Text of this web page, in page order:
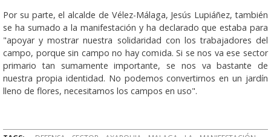
Por su parte, el alcalde de Vélez-Málaga, Jesús Lupiáñez, también
se ha sumado a la manifestación y ha declarado que estaba para
"apoyar y mostrar nuestra solidaridad con los trabajadores del
campo, porque sin campo no hay comida. Si se nos va ese sector
primario tan sumamente importante, se nos va bastante de
nuestra propia identidad. No podemos convertirnos en un jardín
lleno de flores, necesitamos los campos en uso".